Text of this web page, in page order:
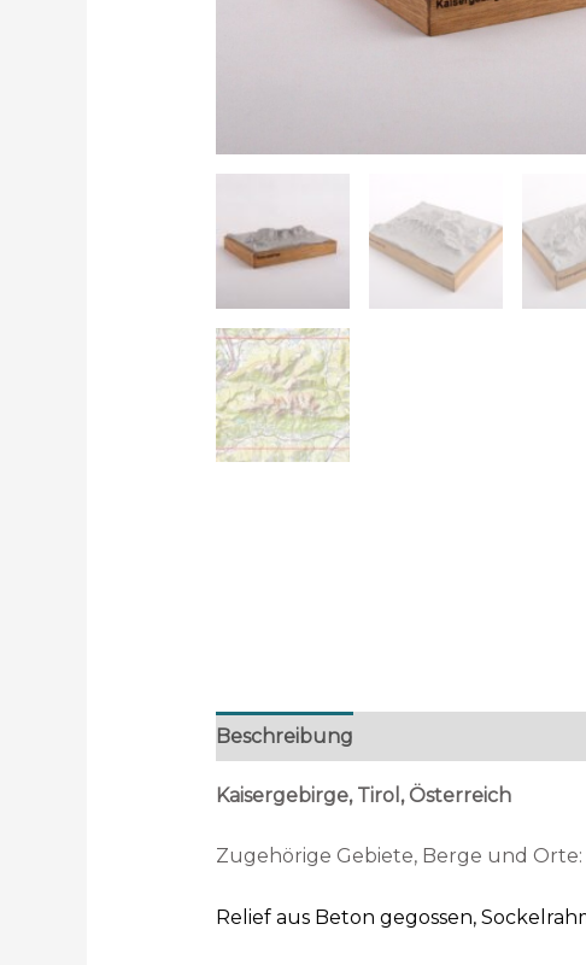
Beschreibung
Kaisergebirge, Tirol, Österreich
Zugehörige Gebiete, Berge und Orte:
Relief aus Beton gegossen,